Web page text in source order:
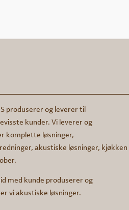
produserer og leverer til
kunder. Vi leverer og
komplette løsninger,
akustiske løsninger, kjøkken
med kunde produserer og
vi akustiske løsninger.